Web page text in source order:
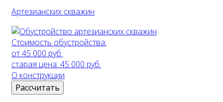
Артезианских скважин
Стоимость обустройства:
от 45 000 руб.
старая цена: 45 000 руб.
О конструкции
Рассчитать